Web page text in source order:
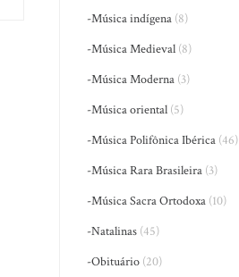
-Música indígena (8)
-Música Medieval (8)
-Música Moderna (3)
-Música oriental (5)
-Música Polifônica Ibérica (46)
-Música Rara Brasileira (3)
-Música Sacra Ortodoxa (10)
-Natalinas (45)
-Obituário (20)